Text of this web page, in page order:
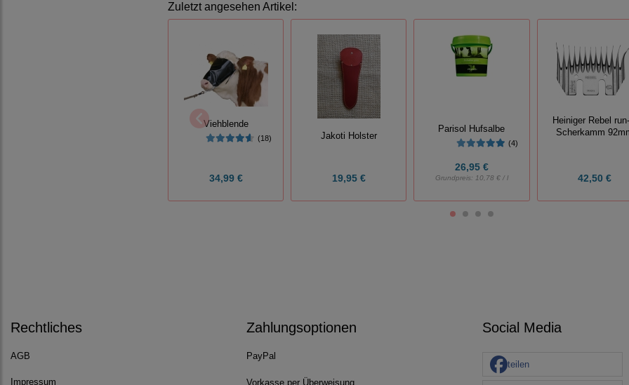
Zuletzt angesehen Artikel:
Viehblende
(18)
34,99 €
Jakoti Holster
19,95 €
Parisol Hufsalbe
(4)
26,95 €
Grundpreis: 10,78 € / l
Heiniger Rebel
Scherkamm
42,50 €
Rechtliches
AGB
Impressum
Zahlungsoptionen
PayPal
Social Media
teilen